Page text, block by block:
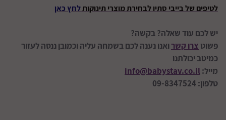
לטיפים של בייבי סתיו לבחירת מוצרי תינוקותלחץ כאן
יש לכם עוד שאלה? בקשה?
פשוט צרו קשרואנו נענה לכם בשמחה עליה וכמובן ננסה לעזור
כמיטב יכולתנו
מייל:info@babystav.co.il
טלפון: 09-8347524